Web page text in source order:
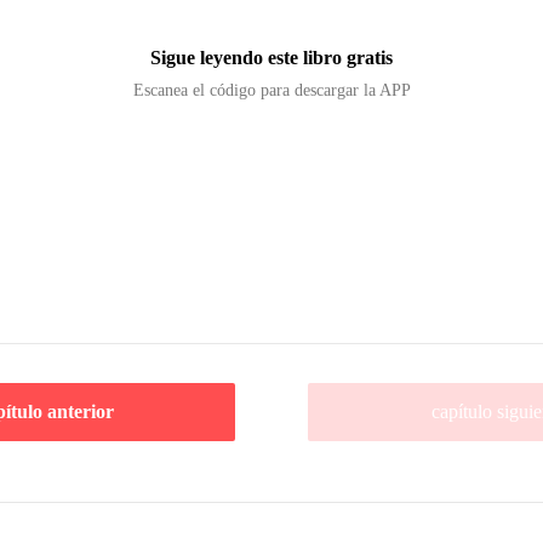
Sigue leyendo este libro gratis
Escanea el código para descargar la APP
anterior capítulo